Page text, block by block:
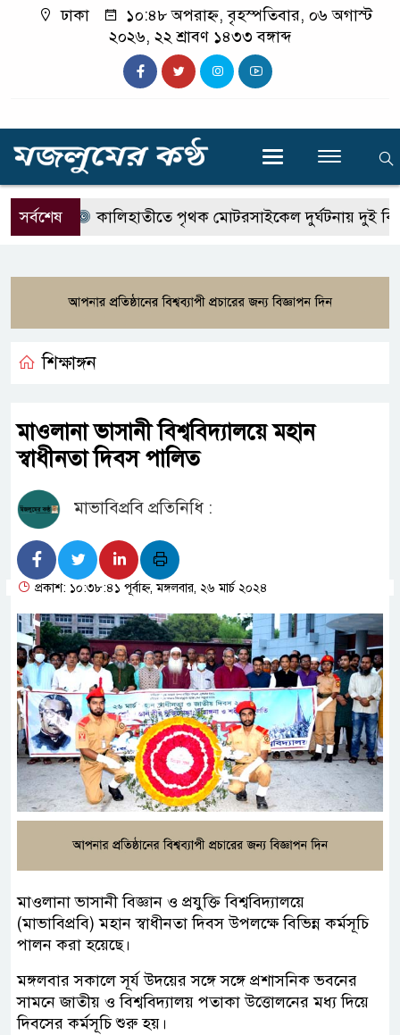
ঢাকা
১০:৪৮ অপরাহ্ন, বৃহস্পতিবার, ০৬ অগাস্ট
২০২৬, ২২ শ্রাবণ ১৪৩৩ বঙ্গাব্দ
সর্বশেষ কালিহাতীতে পৃথক মোটরসাইকেল দুর্ঘটনায় দুই
শিক্ষাঙ্গন
মাওলানা ভাসানী বিশ্ববিদ্যালয়ে মহান
স্বাধীনতা দিবস পালিত
মাভাবিপ্রবি প্রতিনিধি :
প্রকাশ: ১০:৩৮:৪১ পূর্বাহ্ন, মঙ্গলবার, ২৬ মার্চ ২০২৪
মাওলানা ভাসানী বিজ্ঞান ও প্রযুক্তি বিশ্ববিদ্যালয়ে
(মাভাবিপ্রবি) মহান স্বাধীনতা দিবস উপলক্ষে বিভিন্ন কর্মসূচি
পালন করা হয়েছে।
মঙ্গলবার সকালে সূর্য উদয়ের সঙ্গে সঙ্গে প্রশাসনিক ভবনের
সামনে জাতীয় ও বিশ্ববিদ্যালয় পতাকা উত্তোলনের মধ্য দিয়ে
দিবসের কর্মসূচি শুরু হয়।